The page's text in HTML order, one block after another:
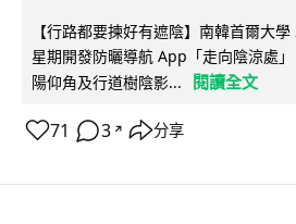
【行路都要揀好有遮陰】南韓首爾大
星期開發防曬導航 App「走向陰涼處
陽仰角及行道樹陰影...
閱讀全文
71 3 ↗ 分享